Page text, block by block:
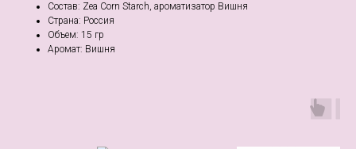
Состав: Zea Corn Starch, ароматизатор Вишня
Страна: Россия
Объем: 15 гр
Аромат: Вишня